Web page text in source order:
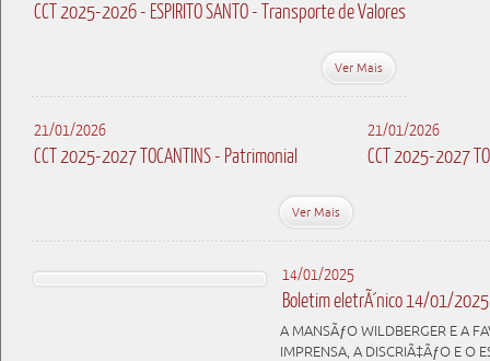
CCT 2025-2026 - ESPIRITO SANTO - Transporte de Valores
Ver Mais
21/01/2026
CCT 2025-2027 TOCANTINS - Patrimonial
Ver Mais
21/01/2026
CCT 2025-2027
14/01/2025
Boletim eletrÃ´nico 14/01/2025
A MANSÃƒO WILDBERGER E A
IMPRENSA, A DISCRIÃ‡ÃƒO E O